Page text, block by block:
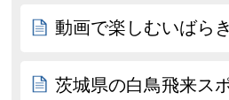
動画で楽しむいばら
茨城県の白鳥飛来ス